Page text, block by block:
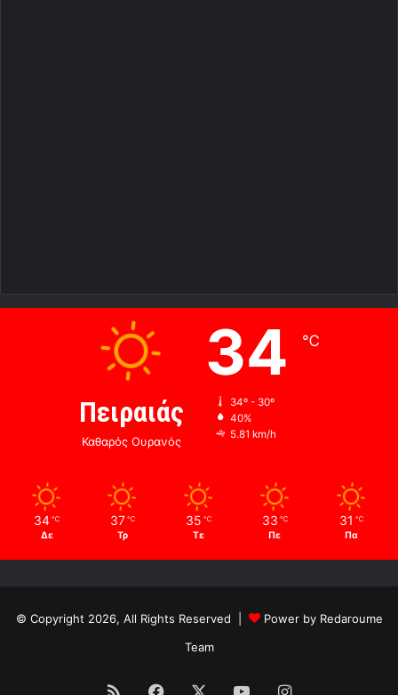
Πειραιάς
Καθαρός Ουρανός
34 ℃
34º - 30º
40%
5.81 km/h
34 ℃
Δε
37 ℃
Τρ
35 ℃
Τε
33 ℃
Πε
31 ℃
Πα
© Copyright 2026, All Rights Reserved |
Power by Redaroume
Team
RSS Facebook YouTubeInstagram